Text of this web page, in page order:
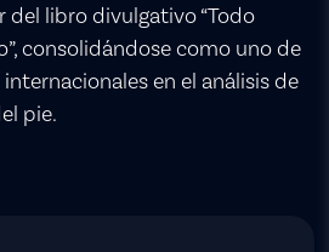
libro divulgativo “Todo
consolidándose como uno de
en el análisis de
pie.